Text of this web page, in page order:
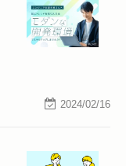
2024/02/16